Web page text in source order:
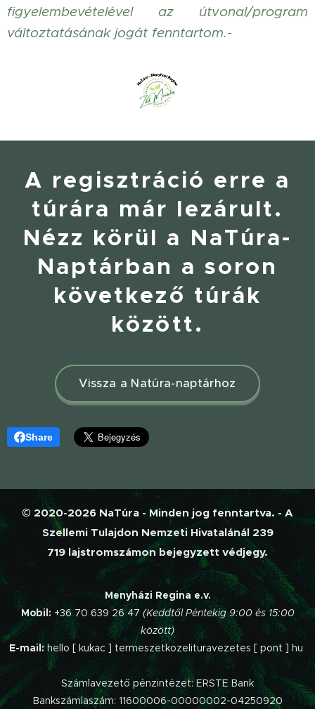
figyelembevételével az útvonal/program
változtatásának jogát fenntartom.-
A regisztráció erre a
túrára már lezárult.
Nézz körül a NaTúra-
Naptárban a soron
következő túrák
között.
Vissza a Natúra-naptárhoz
Share
© 2020-2026 NaTúra - Minden jog fenntartva. - A
Szellemi Tulajdon Nemzeti Hivatalánál 239
719 lajstromszámon bejegyzett védjegy.
Menyházi Regina e.v.
Mobil: +36 70 639 26 47 (Keddtől Péntekig 9:00 és 15:00
között)
E-mail:hello [ kukac ] termeszetkozelituravezetes [ pont ] hu
Számlavezető pénzintézet: ERSTE Bank
Bankszámlaszám: 11600006-00000002-04250920